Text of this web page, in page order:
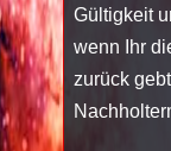
Gültigkeit
wenn Ihr
zurück